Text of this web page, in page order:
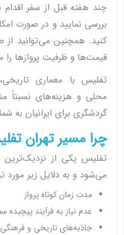
چند هفته قبل از سفر اقدام
بررسی نمایید و در صورت
کنید. همچنین می‌توانید از
قیمت‌ها و ظرفیت پروازها را
تفلیس با معماری
محلی و هزینه‌های نسبتاً
گردشگری برای ایرانیان به
چرا مسیر تهران
تفلیس یکی از
می‌شود و به دلایل زیر مورد
مدت زمان کوتاه پرواز
عدم نیاز به فرآیند پیچیده
جاذبه‌های تاریخی و